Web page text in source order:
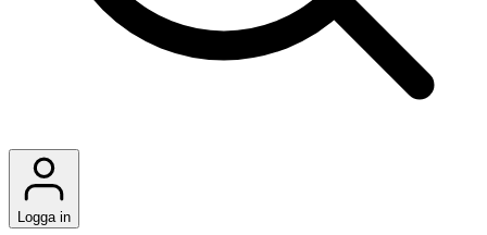
Logga in